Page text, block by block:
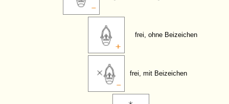
frei, ohne Beizeichen
frei, mit Beizeichen